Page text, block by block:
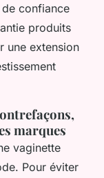
confiance
produits
une extension
marques
vaginette
Pour éviter